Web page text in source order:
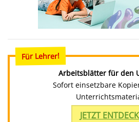
Für Lehrer!
Arbeitsblätter für den
Sofort einsetzbare
JETZT